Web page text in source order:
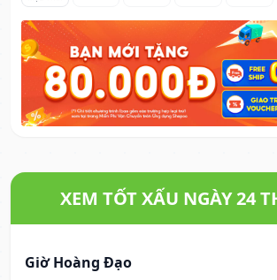
XEM TỐT XẤU NGÀY 24
Giờ Hoàng Đạo